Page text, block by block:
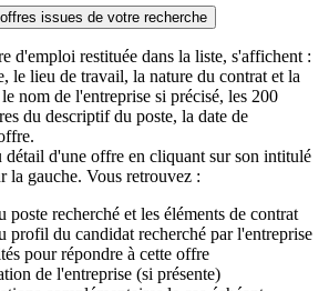
issues de votre recherche
d'emploi restituée dans la liste, s'affichent :
le lieu de travail, la nature du contrat et la
nom de l'entreprise si précisé, les 200
du descriptif du poste, la date de
détail d'une offre en cliquant sur son intitulé
la gauche. Vous retrouvez :
poste recherché et les éléments de contrat
profil du candidat recherché par l'entreprise
pour répondre à cette offre
de l'entreprise (si présente)